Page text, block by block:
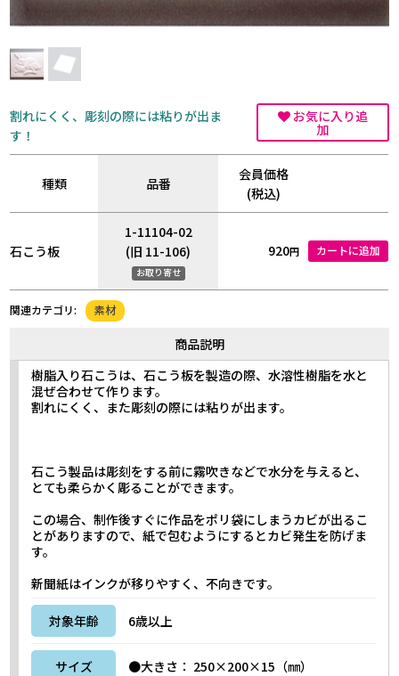
割れにくく、彫刻の際には粘りが出ま
す！
お気に入り追
加
種類 品番
会員価格
(税込)
石こう板
1-11104-02
(旧 11-106)
お取り寄せ
920円 カートに追加
関連カテゴリ: 素材
商品説明
樹脂入り石こうは、石こう板を製造の際、水溶性樹脂を水と
混ぜ合わせて作ります。
割れにくく、また彫刻の際には粘りが出ます。
石こう製品は彫刻をする前に霧吹きなどで水分を与えると、
とても柔らかく彫ることができます。
この場合、制作後すぐに作品をポリ袋にしまうカビが出るこ
とがありますので、紙で包むようにするとカビ発生を防げま
す。
新聞紙はインクが移りやすく、不向きです。
対象年齢 6歳以上
サイズ ●大きさ： 250×200×15（㎜）